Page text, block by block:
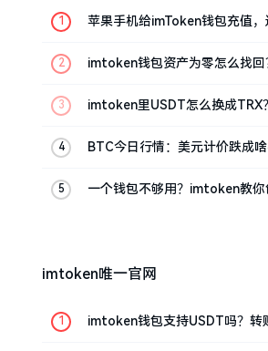
苹果手机给imToken钱包充值
imtoken钱包资产为零怎么找回
imtoken里USDT怎么换成TRX
BTC今日行情：美元计价跌成
一个钱包不够用？imtoken教你
imtoken唯一官网
imtoken钱包支持USDT吗？转